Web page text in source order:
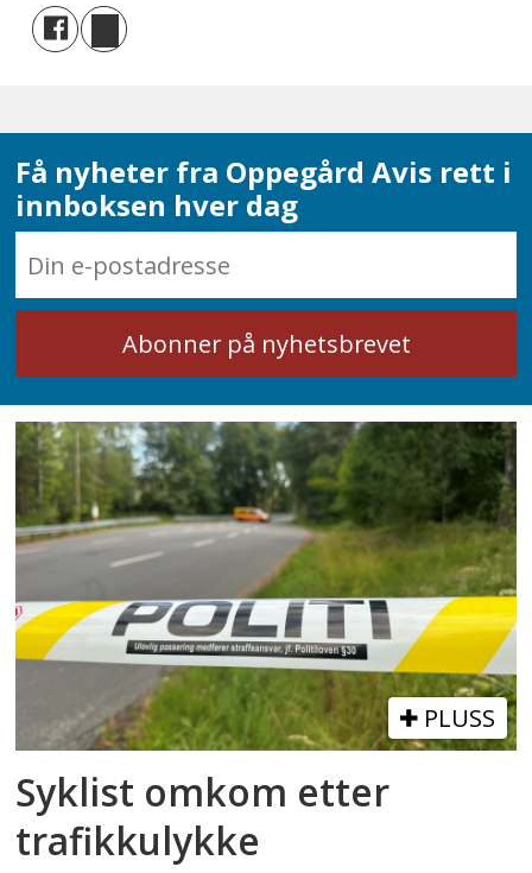
Få nyheter fra Oppegård Avis rett i
innboksen hver dag
PLUSS
Syklist omkom etter
trafikkulykke